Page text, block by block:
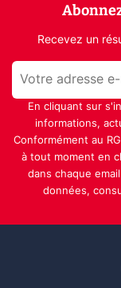
Recevez un
En cliquant sur
informations,
Conformément au
à tout moment en
dans chaque
données,